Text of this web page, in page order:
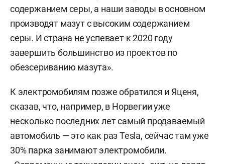
содержанием серы, а наши заводы в основном
производят мазут с высоким содержанием
серы. И страна не успевает к 2020 году
завершить большинство из проектов по
обезсериванию мазута».
К электромобилям позже обратился и Яценя,
сказав, что, например, в Норвегии уже
несколько последних лет самый продаваемый
автомобиль — это как раз Tesla, сейчас там уже
30% парка занимают электромобили.